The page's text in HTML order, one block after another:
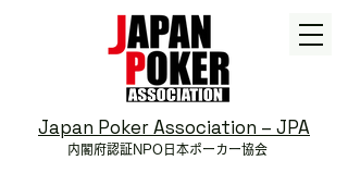
Japan Poker Association – JPA
内閣府認証NPO 日本ポーカー協会